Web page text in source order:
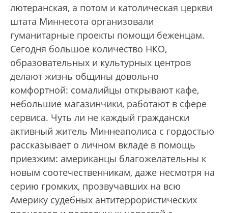
лютеранская, а потом и католическая церкви
штата Миннесота организовали
гуманитарные проекты помощи беженцам.
Сегодня большое количество НКО,
образовательных и культурных центров
делают жизнь общины довольно
комфортной: сомалийцы открывают кафе,
небольшие магазинчики, работают в сфере
сервиса. Чуть ли не каждый граждански
активный житель Миннеаполиса с гордостью
рассказывает о личном вкладе в помощь
приезжим: американцы благожелательны к
новым соотечественникам, даже несмотря на
серию громких, прозвучавших на всю
Америку судебных антитеррористических